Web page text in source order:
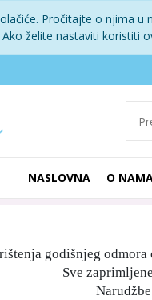
Pročitajte o njima u
želite nastaviti koristiti
NASLOVNA O
godišnjeg
Sve